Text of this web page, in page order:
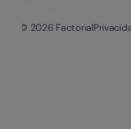
© 2026 Factorial